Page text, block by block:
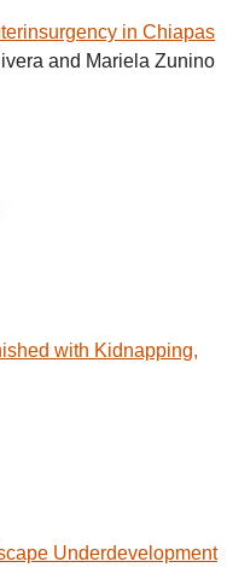
in Chiapas
and Mariela Zunino
with Kidnapping,
Underdevelopment